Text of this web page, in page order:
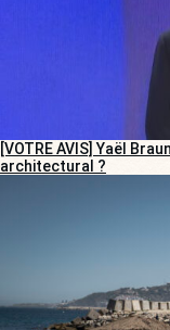
[VOTRE AVIS] Yaël
architectural ?